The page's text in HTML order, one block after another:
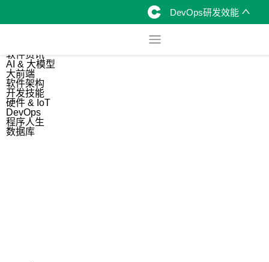
DevOps研发效能
软件资讯
AI & 大模型
大前端
软件架构
开发技能
硬件 & IoT
DevOps
程序人生
数据库